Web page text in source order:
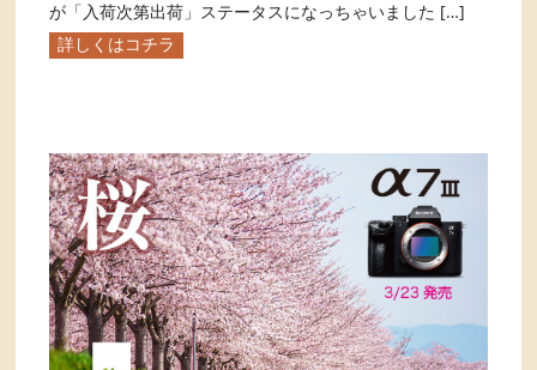
が「入荷次第出荷」ステータスになっちゃいました […]
詳しくはコチラ